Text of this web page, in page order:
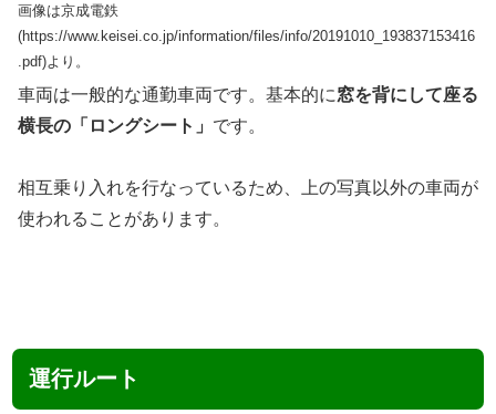
画像は京成電鉄
(https://www.keisei.co.jp/information/files/info/20191010_193837153416
.pdf)より。
車両は一般的な通勤車両です。基本的に窓を背にして座る
横長の「ロングシート」 です。
相互乗り入れを行なっているため、上の写真以外の車両が
使われることがあります。
運行ルート